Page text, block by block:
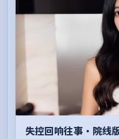
失控回响往事·院线